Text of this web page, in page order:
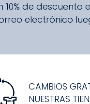
de descuento
electrónico
CAMBIOS
NUESTRAS